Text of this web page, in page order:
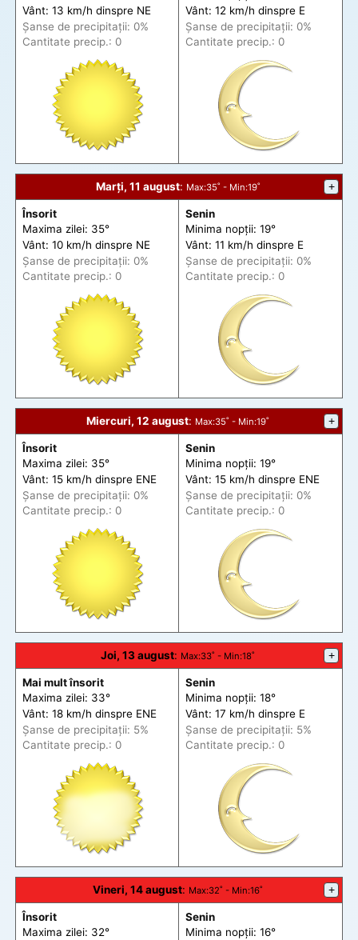
Vânt: 13 km/h dinspre NE
Șanse de precipitații: 0%
Cantitate precip.: 0
Vânt: 12 km/h dinspre E
Șanse de precipitații: 0%
Cantitate precip.: 0
Marți, 11 august: Max:35˚ - Min:19˚ +
Însorit
Maxima zilei: 35°
Vânt: 10 km/h dinspre NE
Șanse de precipitații: 0%
Cantitate precip.: 0
Senin
Minima nopții: 19°
Vânt: 11 km/h dinspre E
Șanse de precipitații: 0%
Cantitate precip.: 0
Miercuri, 12 august: Max:35˚ - Min:19˚ +
Însorit
Maxima zilei: 35°
Vânt: 15 km/h dinspre ENE
Șanse de precipitații: 0%
Cantitate precip.: 0
Senin
Minima nopții: 19°
Vânt: 15 km/h dinspre ENE
Șanse de precipitații: 0%
Cantitate precip.: 0
Joi, 13 august: Max:33˚ - Min:18˚ +
Mai mult însorit
Maxima zilei: 33°
Vânt: 18 km/h dinspre ENE
Șanse de precipitații: 5%
Cantitate precip.: 0
Senin
Minima nopții: 18°
Vânt: 17 km/h dinspre E
Șanse de precipitații: 5%
Cantitate precip.: 0
Vineri, 14 august: Max:32˚ - Min:16˚ +
Însorit
Maxima zilei: 32°
Senin
Minima nopții: 16°